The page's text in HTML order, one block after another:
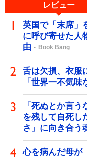
レビュー
英国で「末席」
に呼び寄せた
由
Book Bang
舌は欠損、衣服
「世界一不気
「死ぬとか言
を残して自死し
さ」に向き合う
心を病んだ母が